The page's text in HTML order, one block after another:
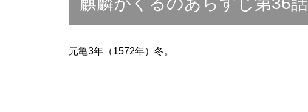
元亀3年（1572年）冬。